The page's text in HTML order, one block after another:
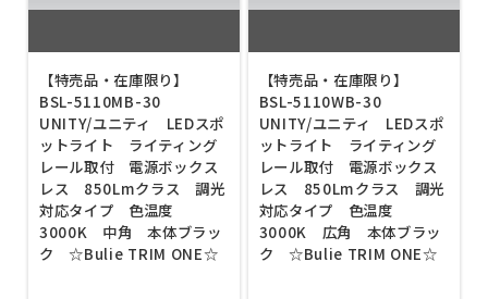
【特売品・在庫限り】
BSL-5110MB-30
UNITY/ユニティ LEDスポ
ットライト ライティング
レール取付 電源ボックス
レス 850Lmクラス 調光
対応タイプ 色温度
3000K 中角 本体ブラッ
ク ☆Bulie TRIM ONE☆
【特売品・在庫限り】
BSL-5110WB-30
UNITY/ユニティ LEDスポ
ットライト ライティング
レール取付 電源ボックス
レス 850Lmクラス 調光
対応タイプ 色温度
3000K 広角 本体ブラッ
ク ☆Bulie TRIM ONE☆